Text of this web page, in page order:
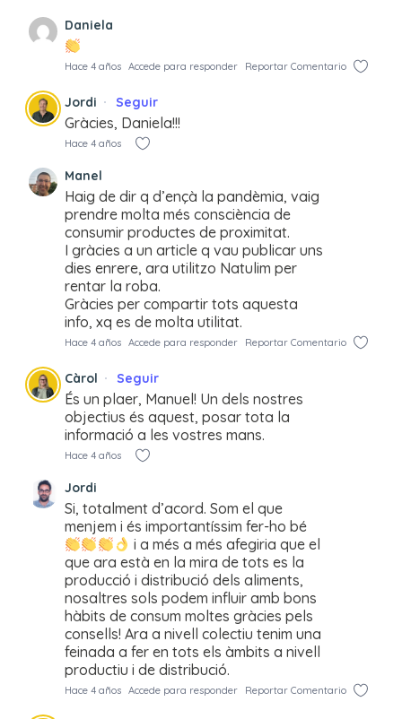
Daniela
Hace 4 años Accede para responder Reportar Comentario
Jordi Seguir
Gràcies, Daniela!!!
Hace 4 años
Manel
Haig de dir q d’ençà la pandèmia, vaig
prendre molta més consciència de
consumir productes de proximitat.
I gràcies a un article q vau publicar uns
dies enrere, ara utilitzo Natulim per
rentar la roba.
Gràcies per compartir tots aquesta
info, xq es de molta utilitat.
Hace 4 años Accede para responder Reportar Comentario
Càrol Seguir
És un plaer, Manuel! Un dels nostres
objectius és aquest, posar tota la
informació a les vostres mans.
Hace 4 años
Jordi
Si, totalment d’acord. Som el que
menjem i és importantíssim fer-ho bé
i a més a més afegiria que el
que ara està en la mira de tots es la
producció i distribució dels aliments,
nosaltres sols podem influir amb bons
hàbits de consum moltes gràcies pels
consells! Ara a nivell colectiu tenim una
feinada a fer en tots els àmbits a nivell
productiu i de distribució.
Hace 4 años Accede para responder Reportar Comentario